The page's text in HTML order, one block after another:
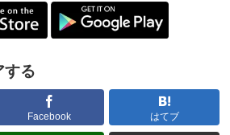
する
Facebook はてブ